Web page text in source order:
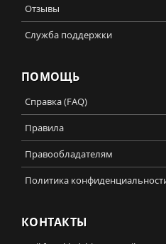
Отзывы
Служба поддержки
ПОМОЩЬ
Справка (FAQ)
Правила
Правообладателям
Политика
КОНТАКТЫ